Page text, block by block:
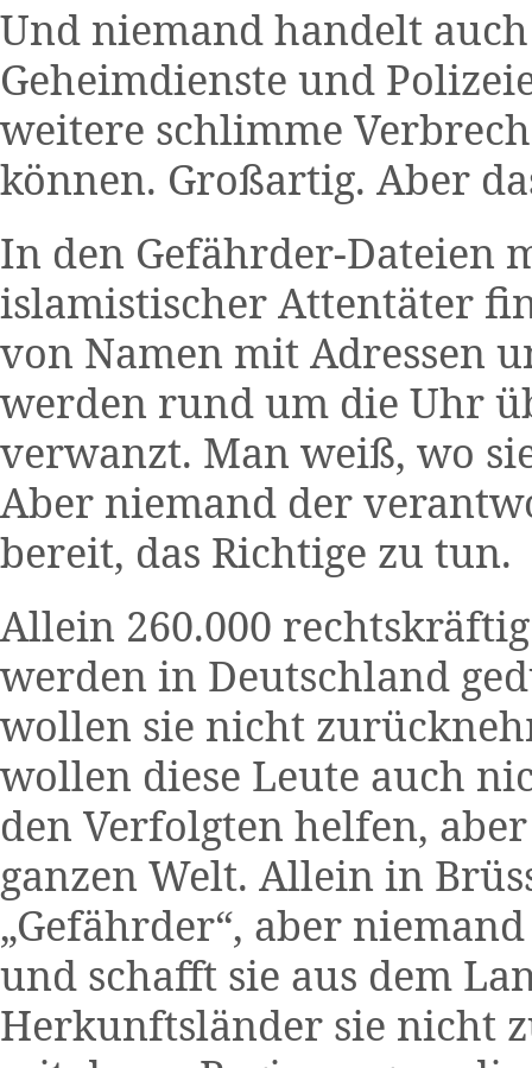
Und niemand handelt
Geheimdienste und
weitere schlimme
können. Großartig. Aber
In den Gefährder-Dateien
islamistischer Attentäter
von Namen mit Adressen
werden rund um die Uhr
verwanzt. Man weiß, wo
Aber niemand der
bereit, das Richtige zu tun.
Allein 260.000
werden in Deutschland
wollen sie nicht
wollen diese Leute auch
den Verfolgten helfen,
ganzen Welt. Allein in
„Gefährder“, aber
und schafft sie aus dem
Herkunftsländer sie nicht